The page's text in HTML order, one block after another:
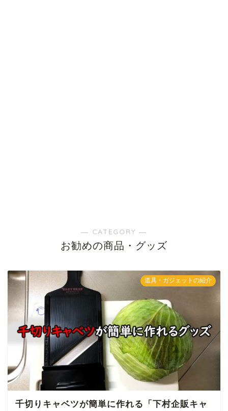
― CATEGORY ―
お勧めの商品・グッズ
道具・ガジェットの紹介
千切りキャベツが簡単に作れる「下村企販キャ